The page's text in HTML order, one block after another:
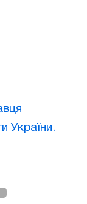
України.